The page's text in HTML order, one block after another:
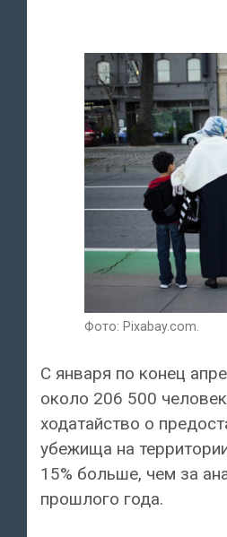
Фото: Pixabay.com.
С января по конец
около 206 500
ходатайство о
убежища на
15% больше, чем за
прошлого года.